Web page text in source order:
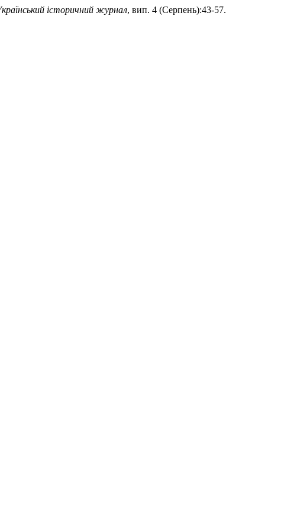
історичний журнал, вип. 4 (Серпень):43-57.